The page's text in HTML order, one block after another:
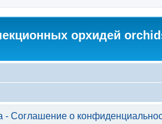
орхидей
- Соглашение о